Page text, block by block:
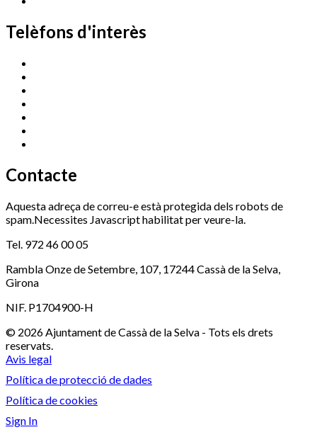
Telèfons d'interès
Contacte
Aquesta adreça de correu-e està protegida dels robots de
spam.Necessites Javascript habilitat per veure-la.
Tel. 972 46 00 05
Rambla Onze de Setembre, 107, 17244 Cassà de la Selva,
Girona
NIF. P1704900-H
© 2026 Ajuntament de Cassà de la Selva - Tots els drets
reservats.
Avis legal
Política de protecció de dades
Política de cookies
Sign In